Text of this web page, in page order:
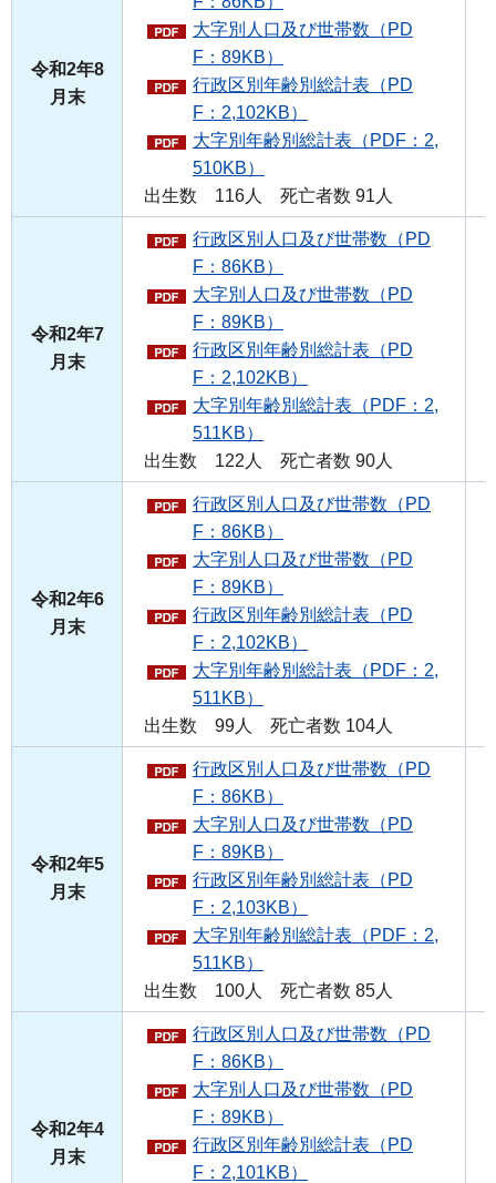
令和2年8
月末
大字別人口及び世帯数（PD
F：89KB）
行政区別年齢別総計表（PD
F：2,102KB）
大字別年齢別総計表（PDF：2,
510KB）
出生数 116人 死亡者数 91人
令和2年7
月末
行政区別人口及び世帯数（PD
F：86KB）
大字別人口及び世帯数（PD
F：89KB）
行政区別年齢別総計表（PD
F：2,102KB）
大字別年齢別総計表（PDF：2,
511KB）
出生数 122人 死亡者数 90人
令和2年6
月末
行政区別人口及び世帯数（PD
F：86KB）
大字別人口及び世帯数（PD
F：89KB）
行政区別年齢別総計表（PD
F：2,102KB）
大字別年齢別総計表（PDF：2,
511KB）
出生数 99人 死亡者数 104人
令和2年5
月末
行政区別人口及び世帯数（PD
F：86KB）
大字別人口及び世帯数（PD
F：89KB）
行政区別年齢別総計表（PD
F：2,103KB）
大字別年齢別総計表（PDF：2,
511KB）
出生数 100人 死亡者数 85人
令和2年4
月末
行政区別人口及び世帯数（PD
F：86KB）
大字別人口及び世帯数（PD
F：89KB）
行政区別年齢別総計表（PD
F：2,101KB）